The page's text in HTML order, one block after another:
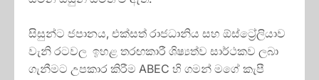
සිසුන්ට ජපානය, එක්සත් රාජධානිය සහ ඕස්ට්‍රේලියාව
වැනි රටවල ඉහළ තරඟකාරී ශිෂ්‍යත්ව සාර්ථකව ලබා
ගැනීමට උපකාර කිරීම ABEC හි ගමන් මගේ කැපී